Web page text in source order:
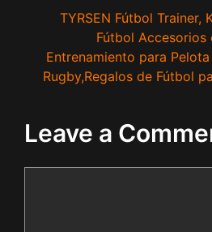
TYRSEN Fútbol Trainer,
Fútbol Accesorios
Entrenamiento para
Rugby,Regalos de Fútbol
Leave a